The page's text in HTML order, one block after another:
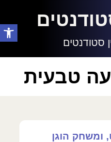
פתח סטודנטים
טבעית
ומשחק הוגן